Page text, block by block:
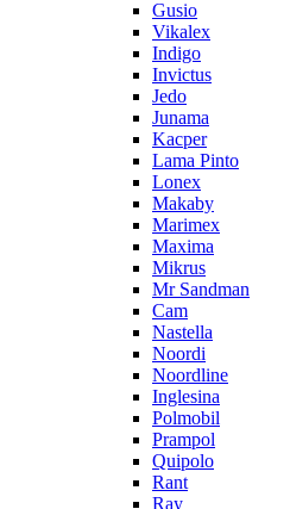
Gusio
Vikalex
Indigo
Invictus
Jedo
Junama
Kacper
Lama Pinto
Lonex
Makaby
Marimex
Maxima
Mikrus
Mr Sandman
Cam
Nastella
Noordi
Noordline
Inglesina
Polmobil
Prampol
Quipolo
Rant
Ray